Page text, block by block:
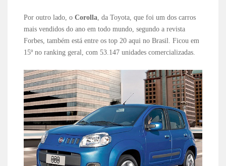
Por outro lado, o Corolla , da Toyota, que foi um dos carros
mais vendidos do ano em todo mundo, segundo a revista
Forbes, também está entre os top 20 aqui no Brasil. Ficou em
15º no ranking geral, com 53.147 unidades comercializadas.